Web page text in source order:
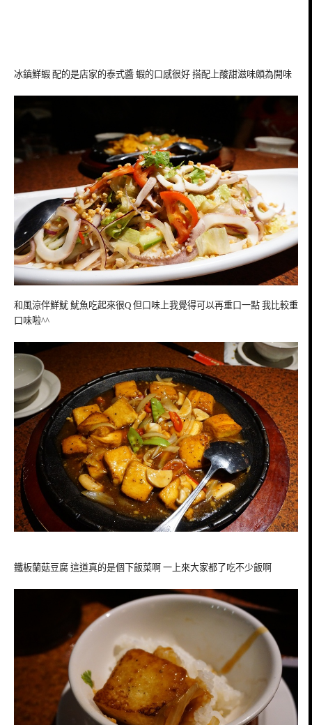
冰鎮鮮蝦 配的是店家的泰式醬 蝦的口感很好 搭配上酸甜滋味頗為開味
和風涼伴鮮魷 魷魚吃起來很Q 但口味上我覺得可以再重口一點 我比較重
口味啦^^
鐵板蘭菇豆腐 這道真的是個下飯菜啊 一上來大家都了吃不少飯啊